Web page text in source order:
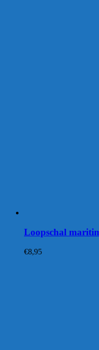
Loopschal
€8,95